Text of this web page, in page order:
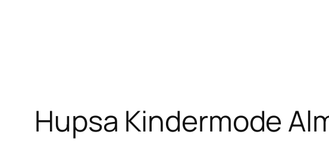
Hupsa Kindermode